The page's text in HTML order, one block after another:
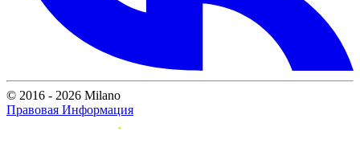
© 2016 - 2026 Milano
Правовая Информация